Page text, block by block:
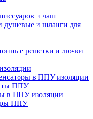
и чаш
душевые и шланги для
решетки и лючки
в ППУ изоляции
ППУ
в ППУ изоляции
ППУ